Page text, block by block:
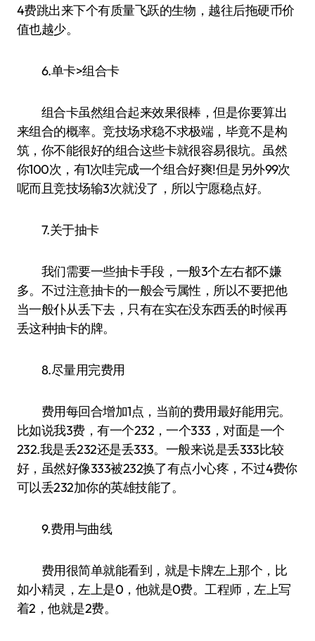
4费跳出来下个有质量飞跃的生物，越往后拖硬币价
值也越少。
6.单卡>组合卡
组合卡虽然组合起来效果很棒，但是你要算出
来组合的概率。竞技场求稳不求极端，毕竟不是构
筑，你不能很好的组合这些卡就很容易很坑。虽然
你100次，有1次哇完成一个组合好爽!但是另外99次
呢而且竞技场输3次就没了，所以宁愿稳点好。
7.关于抽卡
我们需要一些抽卡手段，一般3个左右都不嫌
多。不过注意抽卡的一般会亏属性，所以不要把他
当一般仆从丢下去，只有在实在没东西丢的时候再
丢这种抽卡的牌。
8.尽量用完费用
费用每回合增加1点，当前的费用最好能用完。
比如说我3费，有一个232，一个333，对面是一个
232.我是丢232还是丢333。一般来说是丢333比较
好，虽然好像333被232换了有点小心疼，不过4费你
可以丢232加你的英雄技能了。
9.费用与曲线
费用很简单就能看到，就是卡牌左上那个，比
如小精灵，左上是0，他就是0费。工程师，左上写
着2，他就是2费。